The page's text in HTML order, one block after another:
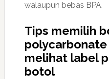
walaupun bebas BPA.
Tips memilih
melihat label
botol